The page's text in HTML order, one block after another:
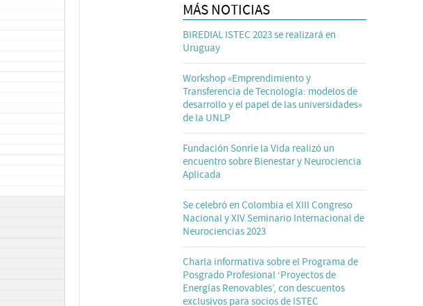
MÁS NOTICIAS
BIREDIAL ISTEC 2023 se realizará en
Uruguay
Workshop «Emprendimiento y
Transferencia de Tecnología: modelos de
desarrollo y el papel de las universidades»
de la UNLP
Fundación Sonríe la Vida realizó un
encuentro sobre Bienestar y Neurociencia
Aplicada
Se celebró en Colombia el XIII Congreso
Nacional y XIV Seminario Internacional de
Neurociencias 2023
Charla informativa sobre el Programa de
Posgrado Profesional ‘Proyectos de
Energías Renovables’, con descuentos
exclusivos para socios de ISTEC